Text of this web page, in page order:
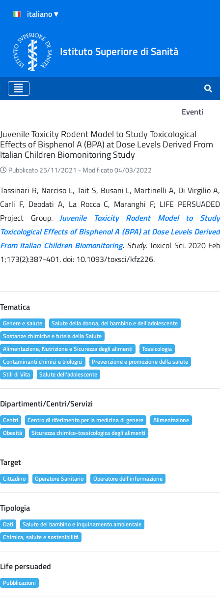
Istituto Superiore di Sanità
Eventi
Eventi
Juvenile Toxicity Rodent Model to Study Toxicological
Effects of Bisphenol A (BPA) at Dose Levels Derived From
Italian Children Biomonitoring Study
Pubblicato 25/11/2021 - Modificato 04/03/2022
Tassinari R, Narciso L, Tait S, Busani L, Martinelli A, Di Virgilio A,
Carli F, Deodati A, La Rocca C, Maranghi F; LIFE PERSUADED
Project Group.Juvenile Toxicity Rodent Model to Study
Toxicological Effects of Bisphenol A (BPA) at Dose Levels Derived
From Italian Children Biomonitoring.Study. Toxicol Sci. 2020 Feb
1;173(2):387-401. doi: 10.1093/toxsci/kfz226.
Tematica
Genere e salute
Salute della donna, del bambino e dell'adolescente
Sostanze chimiche e tutela della Salute
Alimentazione, Nutrizione e Sicurezza degli alimenti
Tossicologia
Contaminanti chimici e biologici
Prevenzione e promozione della salute
Stili di Vita
Salute dell'adolescente
Dipartimenti/Centri/Servizi
Centri Centro di riferimento per la medicina di genere
Alimentazione
Obesità
Sicurezza chimico-tossicologica degli alimenti
Target
Cittadino Operatore Sanitario Operatore dell'informazione
Tipologia
Dati
Salute del bambino e inquinamento ambientale
Chimica, salute e sostenibilità
Life persuaded
Pubblicazioni